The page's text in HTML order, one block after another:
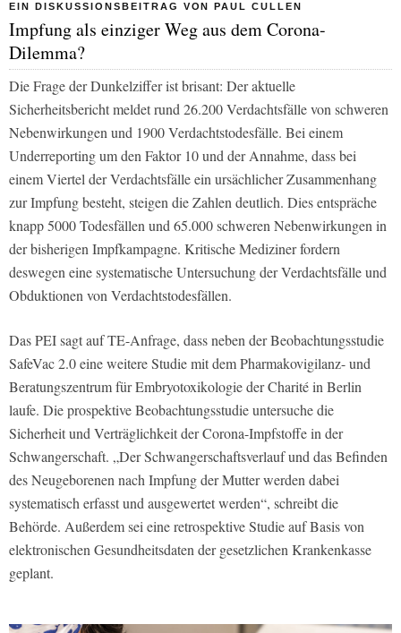
EIN DISKUSSIONSBEITRAG VON PAUL CULLEN
Impfung als einziger Weg aus dem Corona-
Dilemma?
Die Frage der Dunkelziffer ist brisant: Der aktuelle
Sicherheitsbericht meldet rund 26.200 Verdachtsfälle von schweren
Nebenwirkungen und 1900 Verdachtstodesfälle. Bei einem
Underreporting um den Faktor 10 und der Annahme, dass bei
einem Viertel der Verdachtsfälle ein ursächlicher Zusammenhang
zur Impfung besteht, steigen die Zahlen deutlich. Dies entspräche
knapp 5000 Todesfällen und 65.000 schweren Nebenwirkungen in
der bisherigen Impfkampagne. Kritische Mediziner fordern
deswegen eine systematische Untersuchung der Verdachtsfälle und
Obduktionen von Verdachtstodesfällen.
Das PEI sagt auf TE-Anfrage, dass neben der Beobachtungsstudie
SafeVac 2.0 eine weitere Studie mit dem Pharmakovigilanz- und
Beratungszentrum für Embryotoxikologie der Charité in Berlin
laufe. Die prospektive Beobachtungsstudie untersuche die
Sicherheit und Verträglichkeit der Corona-Impfstoffe in der
Schwangerschaft. „Der Schwangerschaftsverlauf und das Befinden
des Neugeborenen nach Impfung der Mutter werden dabei
systematisch erfasst und ausgewertet werden“, schreibt die
Behörde. Außerdem sei eine retrospektive Studie auf Basis von
elektronischen Gesundheitsdaten der gesetzlichen Krankenkasse
geplant.